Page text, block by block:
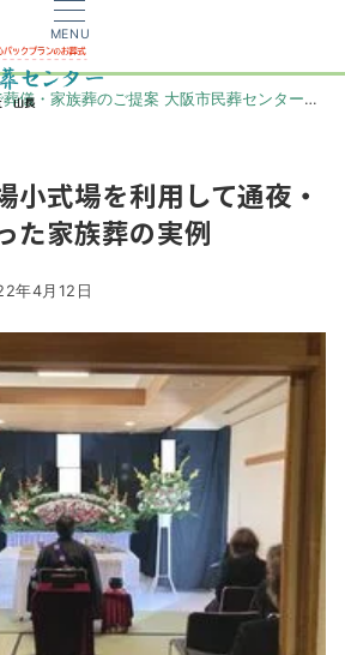
MENU
儀・家族葬のご提案 大阪市民葬センター
小式場を利用して通夜・
た家族葬の実例
年4月12日